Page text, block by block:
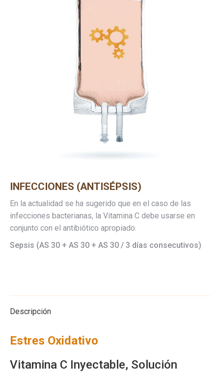
INFECCIONES (ANTISÉPSIS)
En la actualidad se ha sugerido que en el caso de las
infecciones bacterianas, la Vitamina C debe usarse en
conjunto con el antibiótico apropiado.
Sepsis (AS 30 + AS 30 + AS 30 / 3 días consecutivos)
Descripción
Estres Oxidativo
Vitamina C Inyectable, Solución